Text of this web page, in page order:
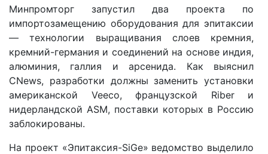
Минпромторг запустил два проекта по
импортозамещению оборудования для эпитаксии
— технологии выращивания слоев кремния,
кремний-германия и соединений на основе индия,
алюминия, галлия и арсенида. Как выяснил
CNews, разработки должны заменить установки
американской Veeco, французской Riber и
нидерландской ASM, поставки которых в Россию
заблокированы.
На проект «Эпитаксия-SiGe» ведомство выделило